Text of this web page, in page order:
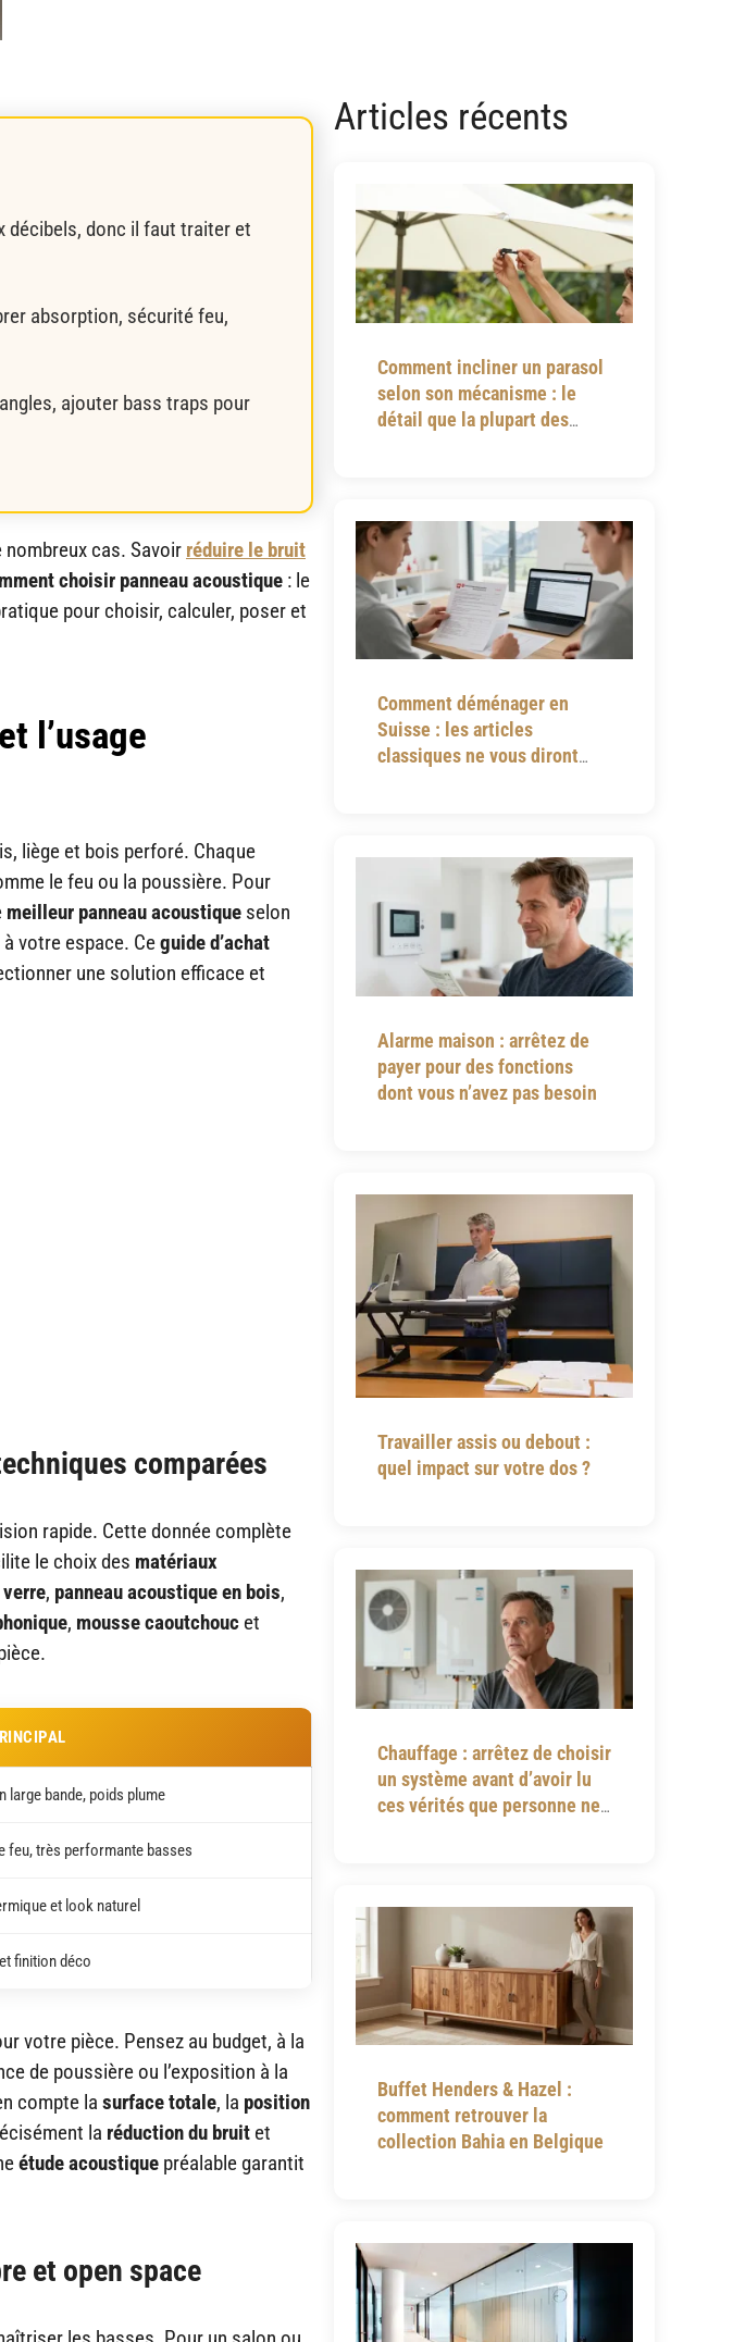
décibels, donc il faut traiter et
absorption, sécurité feu,
ajouter bass traps pour
nombreux cas. Savoir réduire le bruit
choisir panneau acoustique : le
pour choisir, calculer, poser et
l’usage
liège et bois perforé. Chaque
le feu ou la poussière. Pour
meilleur panneau acoustique selon
votre espace. Ceguide d’achat
une solution efficace et
comparées
rapide. Cette donnée complète
le choix des matériaux
, panneau acoustique en bois,
, mousse caoutchouc et
large bande, poids plume
feu, très performante basses
et look naturel
finition déco
votre pièce. Pensez au budget, à la
de poussière ou l’exposition à la
compte la surface totale, la position
la réduction du bruit et
étude acoustique préalable garantit
et open space
Articles récents
Comment incliner un parasol
selon son mécanisme : le
détail que la plupart des
Comment déménager en
Suisse : les articles
classiques ne vous diront
Alarme maison : arrêtez de
payer pour des fonctions
dont vous n’avez pas besoin
Travailler assis ou debout :
quel impact sur votre dos ?
Chauffage : arrêtez de choisir
un système avant d’avoir lu
ces vérités que personne ne
Buffet Henders & Hazel :
comment retrouver la
collection Bahia en Belgique